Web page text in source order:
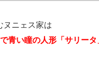
ヌニェス家は
青い瞳の人形「サリー